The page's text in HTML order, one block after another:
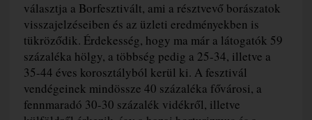
választja a Borfesztivált, ami a résztvevő borászatok
visszajelzéseiben és az üzleti eredményekben is
tükröződik. Érdekesség, hogy ma már a látogatók 59
százaléka hölgy, a többség pedig a 25-34, illetve a
35-44 éves korosztályból kerül ki. A fesztivál
vendégeinek mindössze 40 százaléka fővárosi, a
fennmaradó 30-30 százalék vidékről, illetve